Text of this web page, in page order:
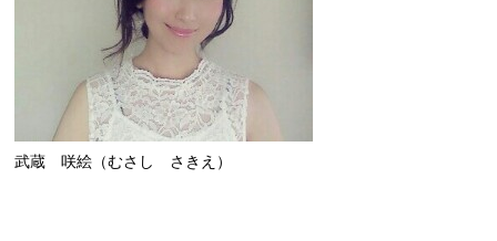
武蔵 咲絵（むさし さきえ）